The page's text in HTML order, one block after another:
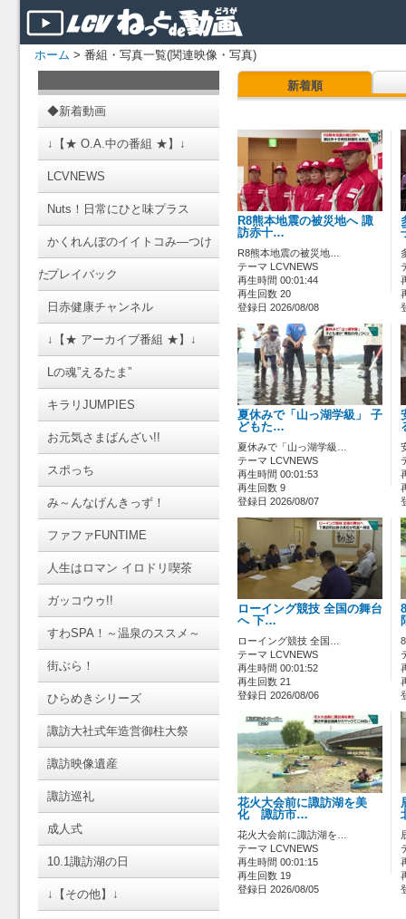
ホーム > 番組・写真一覧(関連映像・写真)
◆新着動画
↓【★ O.A.中の番組 ★】↓
LCVNEWS
Nuts！日常にひと味プラス
かくれんぼのイイトコみ―つけ
たプレイバック
日赤健康チャンネル
↓【★ アーカイブ番組 ★】↓
Lの魂”えるたま”
キラリJUMPIES
お元気さまばんざい!!
スポっち
み～んなげんきっず！
ファファFUNTIME
人生はロマン イロドリ喫茶
ガッコウゥ!!
すわSPA！～温泉のススメ～
街ぶら！
ひらめきシリーズ
諏訪大社式年造営御柱大祭
諏訪映像遺産
諏訪巡礼
成人式
10.1諏訪湖の日
↓【その他】↓
新着順
R8熊本地震の被災地へ 諏
訪赤十…
R8熊本地震の被災地…
テーマ LCVNEWS
再生時間 00:01:44
再生回数 20
登録日 2026/08/08
夏休みで「山っ湖学級」 子
どもた…
夏休みで「山っ湖学級…
テーマ LCVNEWS
再生時間 00:01:53
再生回数 9
登録日 2026/08/07
ローイング競技 全国の舞台
へ 下…
ローイング競技 全国…
テーマ LCVNEWS
再生時間 00:01:52
再生回数 21
登録日 2026/08/06
花火大会前に諏訪湖を美
化 諏訪市…
花火大会前に諏訪湖を…
テーマ LCVNEWS
再生時間 00:01:15
再生回数 19
登録日 2026/08/05